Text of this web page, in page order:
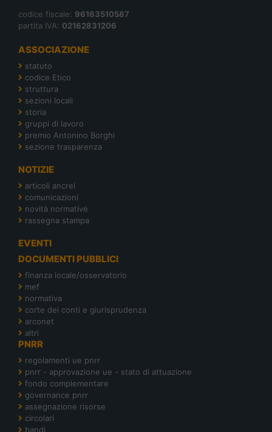
codice fiscale: 96163510587
partita IVA: 02162831206
ASSOCIAZIONE
statuto
codice Etico
struttura
sezioni locali
storia
gruppi di lavoro
premio Antonino Borghi
sezione trasparenza
NOTIZIE
articoli ancrel
comunicazioni
novità normative
rassegna stampa
EVENTI
DOCUMENTI PUBBLICI
finanza locale/osservatorio
mef
normativa
corte dei conti e giurisprudenza
arconet
altri
PNRR
regolamenti ue pnrr
pnrr - approvazione ue - stato di attuazione
fondo complementare
governance pnrr
assegnazione risorse
circolari
bandi